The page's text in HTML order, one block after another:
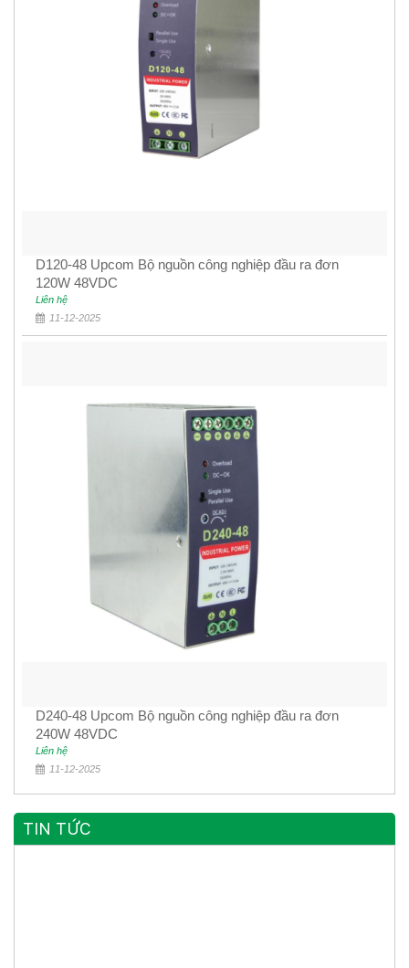
D120-48 Upcom Bộ nguồn công nghiệp đầu ra đơn
120W 48VDC
Liên hệ
11-12-2025
D240-48 Upcom Bộ nguồn công nghiệp đầu ra đơn
240W 48VDC
Liên hệ
11-12-2025
TIN TỨC